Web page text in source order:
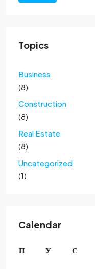
Topics
Business
(8)
Construction
(8)
Real Estate
(8)
Uncategorized
(1)
Calendar
П У С